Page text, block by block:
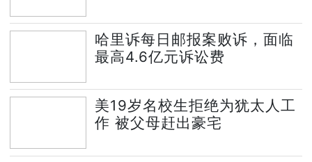
哈里诉每日邮报案败诉，面临
最高4.6亿元诉讼费
美19岁名校生拒绝为犹太人工
作 被父母赶出豪宅